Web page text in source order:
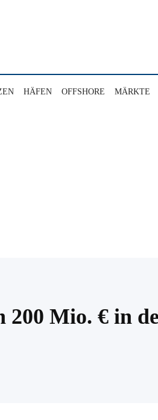
HÄFEN OFFSHORE MÄRKTE
200 Mio. € in